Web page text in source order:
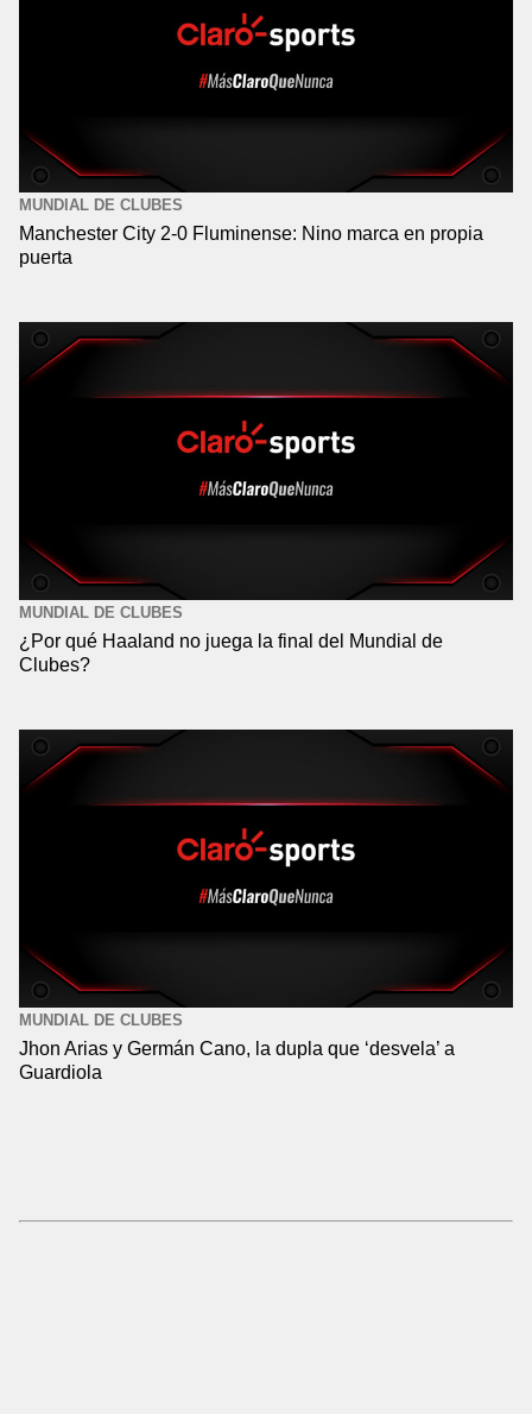
MUNDIAL DE CLUBES
Manchester City 2-0 Fluminense: Nino marca en propia
puerta
MUNDIAL DE CLUBES
¿Por qué Haaland no juega la final del Mundial de
Clubes?
MUNDIAL DE CLUBES
Jhon Arias y Germán Cano, la dupla que ‘desvela’ a
Guardiola